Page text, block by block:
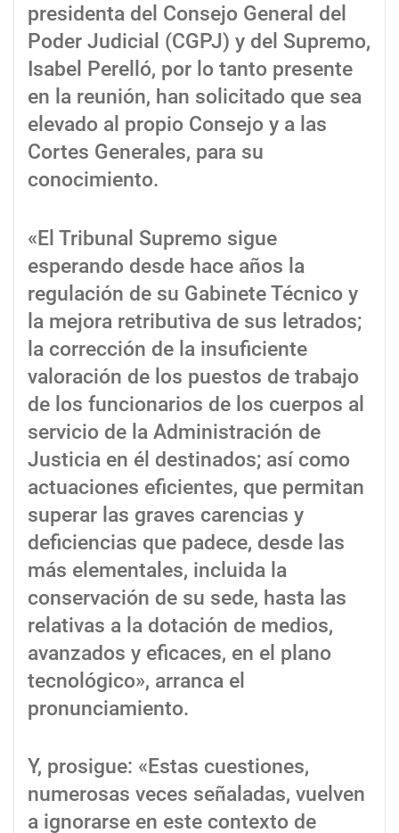
presidenta del Consejo General del
Poder Judicial (CGPJ) y del Supremo,
Isabel Perelló, por lo tanto presente
en la reunión, han solicitado que sea
elevado al propio Consejo y a las
Cortes Generales, para su
conocimiento.
«El Tribunal Supremo sigue
esperando desde hace años la
regulación de su Gabinete Técnico y
la mejora retributiva de sus letrados;
la corrección de la insuficiente
valoración de los puestos de trabajo
de los funcionarios de los cuerpos al
servicio de la Administración de
Justicia en él destinados; así como
actuaciones eficientes, que permitan
superar las graves carencias y
deficiencias que padece, desde las
más elementales, incluida la
conservación de su sede, hasta las
relativas a la dotación de medios,
avanzados y eficaces, en el plano
tecnológico», arranca el
pronunciamiento.
Y, prosigue: «Estas cuestiones,
numerosas veces señaladas, vuelven
a ignorarse en este contexto de